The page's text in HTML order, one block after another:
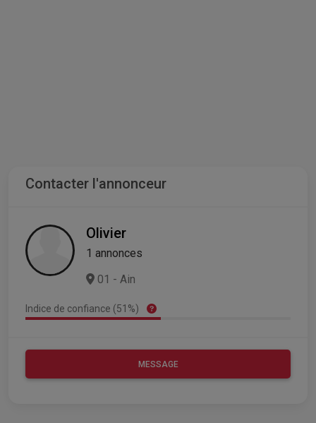
Contacter l'annonceur
Olivier
1 annonces
01 - Ain
Indice de confiance (51%)
MESSAGE